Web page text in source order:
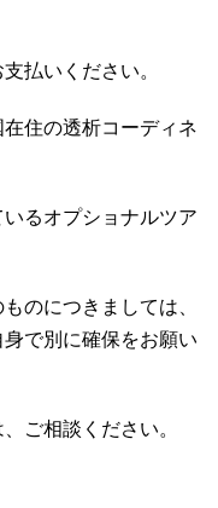
払いください。
住の透析コーディネ
るオプショナルツア
のにつきましては、
で別に確保をお願い
ご相談ください。